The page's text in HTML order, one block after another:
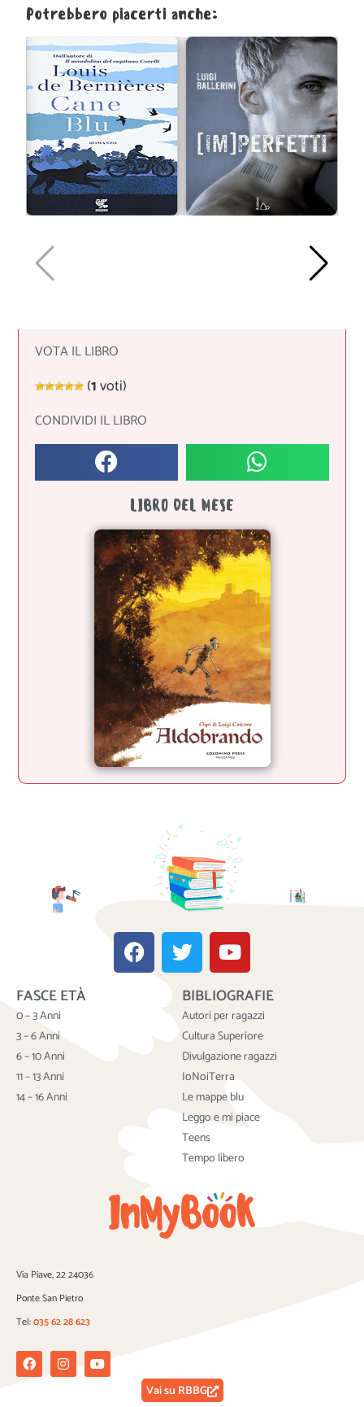
Potrebbero piacerti anche:
VOTA IL LIBRO
(1voti)
CONDIVIDI IL LIBRO
LIBRO DEL MESE
F
a
c
T
w
i
t
t
e
r
Y
o
u
t
u
b
e
FASCE ETÀ
0 – 3 Anni
3 – 6 Anni
6 – 10 Anni
11 – 13 Anni
14 – 16 Anni
BIBLIOGRAFIE
Autori per ragazzi
Cultura Superiore
Divulgazione ragazzi
IoNoiTerra
Le mappe blu
Leggo e mi piace
Teens
Tempo libero
Via Piave, 22 24036
Ponte San Pietro
Tel:035 62 28 623
FacebookInstagramYoutube
Vai su RBBG